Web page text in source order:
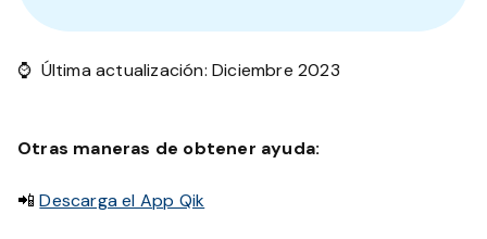
⌚ Última actualización: Diciembre 2023
Otras maneras de obtener ayuda:
📲Descarga el App Qik